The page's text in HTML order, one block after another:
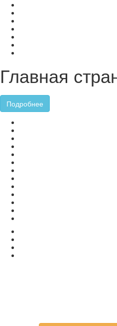
Главная
Подробнее